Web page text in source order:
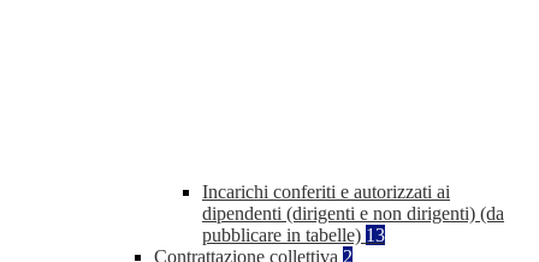
Incarichi conferiti e autorizzati ai
dipendenti (dirigenti e non dirigenti) (da
pubblicare in tabelle) 13
Contrattazione collettiva 2